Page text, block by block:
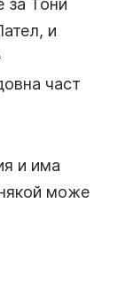
за Тони
и
част
и има
може